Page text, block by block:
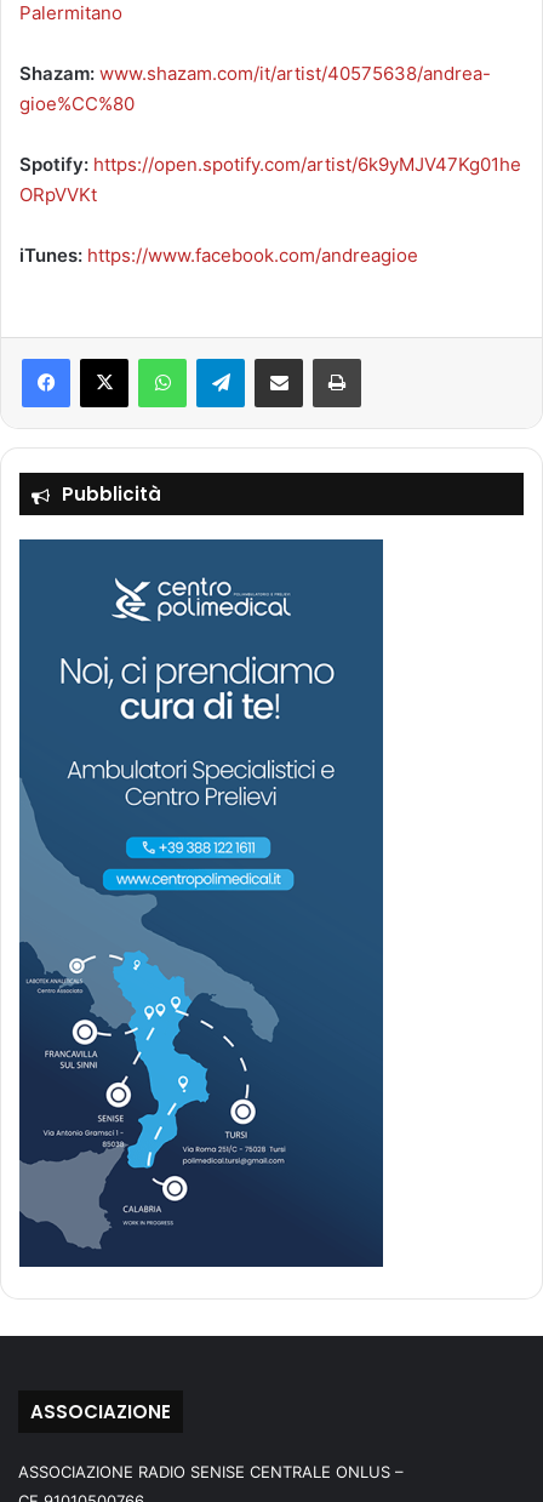
Palermitano
Shazam: www.shazam.com/it/artist/40575638/andrea-
gioe%CC%80
Spotify: https://open.spotify.com/artist/6k9yMJV47Kg01he
ORpVVKt
iTunes: https://www.facebook.com/andreagioe
Telegram
Pubblicità
ASSOCIAZIONE
ASSOCIAZIONE RADIO SENISE CENTRALE ONLUS –